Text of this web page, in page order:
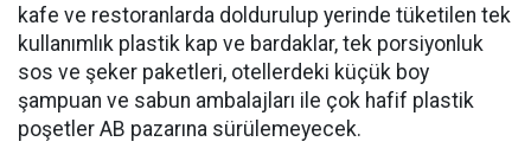
kafe ve restoranlarda doldurulup yerinde tüketilen tek
kullanımlık plastik kap ve bardaklar, tek porsiyonluk
sos ve şeker paketleri, otellerdeki küçük boy
şampuan ve sabun ambalajları ile çok hafif plastik
poşetler AB pazarına sürülemeyecek.